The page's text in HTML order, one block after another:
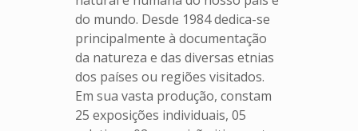
do mundo. Desde 1984 dedica-se
principalmente à documentação
da natureza e das diversas etnias
dos países ou regiões visitados.
Em sua vasta produção, constam
25 exposições individuais, 05